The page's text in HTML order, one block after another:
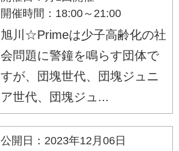
開催時間：18:00～21:00
旭川☆Primeは少子高齢化の社
会問題に警鐘を鳴らす団体で
すが、団塊世代、団塊ジュニ
ア世代、団塊ジュ...
公開日：2023年12月06日